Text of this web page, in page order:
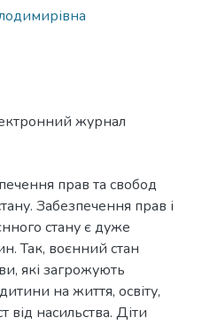
журнал
прав та свобод
Забезпечення прав і
стану є дуже
Так, воєнний стан
які загрожують
на життя, освіту,
від насильства. Діти